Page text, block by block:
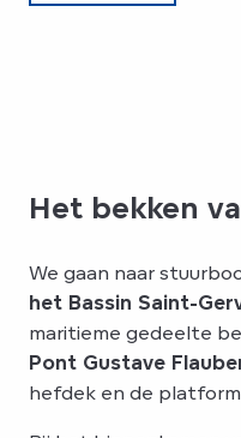
Het bekken
We gaan naar
het Bassin Saint-
maritieme gedeelte
Pont Gustave
hefdek en de